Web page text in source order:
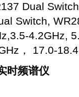
Dual
Switch,
4.2GHz,
， 17.0-
时频谱仪